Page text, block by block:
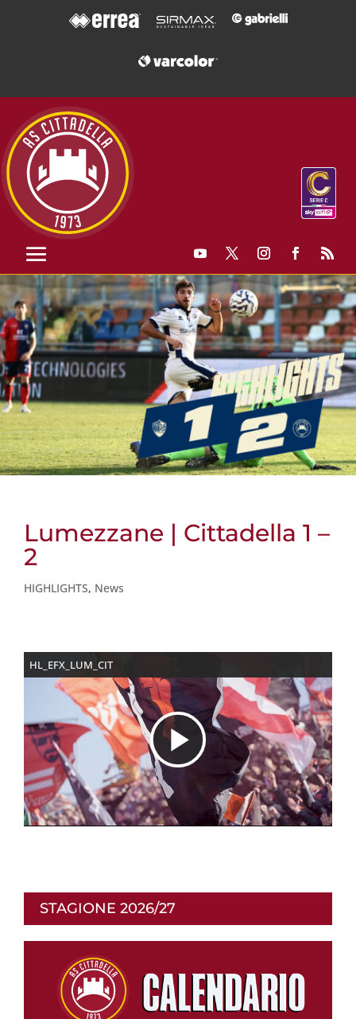
Lumezzane | Cittadella 1 –
2
HIGHLIGHTS, News
HL_EFX_LUM_CIT
R
i
STAGIONE 2026/27